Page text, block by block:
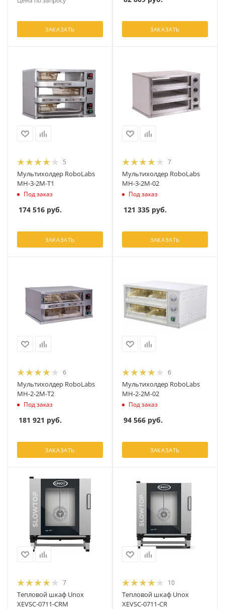
ЗАКАЗАТЬ ЗАКАЗАТЬ
5
Мультихолдер RoboLabs
МН-3-2М-T1
Под заказ
174 516 руб.
ЗАКАЗАТЬ
7
Мультихолдер RoboLabs
МН-3-2М-02
Под заказ
121 335 руб.
ЗАКАЗАТЬ
6
Мультихолдер RoboLabs
МН-2-2М-T2
Под заказ
181 921 руб.
ЗАКАЗАТЬ
6
Мультихолдер RoboLabs
МН-2-2М-02
Под заказ
94 566 руб.
ЗАКАЗАТЬ
7
Тепловой шкаф Unox
XEVSC-0711-CRM
10
Тепловой шкаф Unox
XEVSC-0711-CR